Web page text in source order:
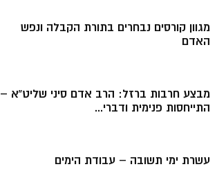
מגוון קורסים נבחרים בתורת הקבלה ונפש
האדם
מבצע חרבות ברזל: הרב אדם סיני שליט”א –
התייחסות פנימית ודברי...
עשרת ימי תשובה – עבודת הימים